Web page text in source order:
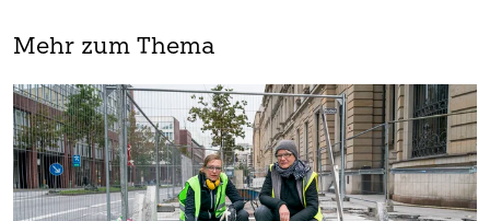
Mehr zum Thema